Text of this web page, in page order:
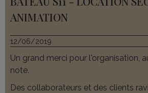
ANIMATION
12/06/2019
Un grand merci pour l'organisation,
note.
Des collaborateurs et des clients